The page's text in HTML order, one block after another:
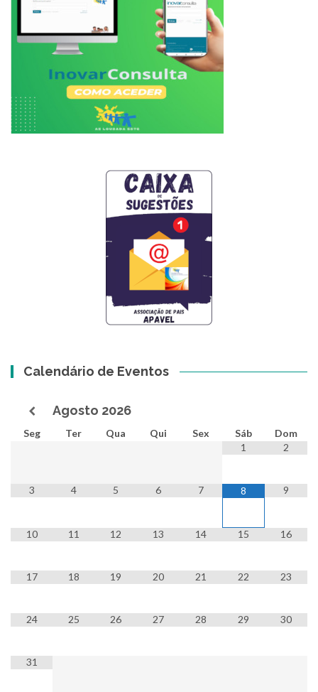
Calendário de Eventos
Agosto 2026
Seg Ter Qua Qui Sex Sáb
Dom
1
2
3 4 5 6 7 8 9
10 11 12 13 14 15 16
17 18 19 20 21 22 23
24 25 26 27 28 29 30
31